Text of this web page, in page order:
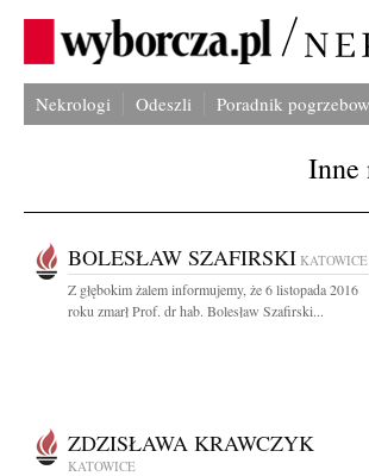
Nekrologi Odeszli Poradnik
Inne
BOLESŁAW SZAFIRSKI KATOWICE
Z głębokim żalem informujemy, że 6 listopada 2016
roku zmarł Prof. dr hab. Bolesław Szafirski...
ZDZISŁAWA KRAWCZYK
KATOWICE